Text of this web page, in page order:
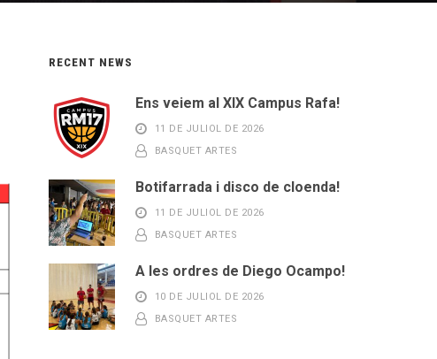
RECENT NEWS
Ens veiem al XIX Campus Rafa!
11 DE JULIOL DE 2026
BASQUET ARTES
Botifarrada i disco de cloenda!
11 DE JULIOL DE 2026
BASQUET ARTES
A les ordres de Diego Ocampo!
10 DE JULIOL DE 2026
BASQUET ARTES